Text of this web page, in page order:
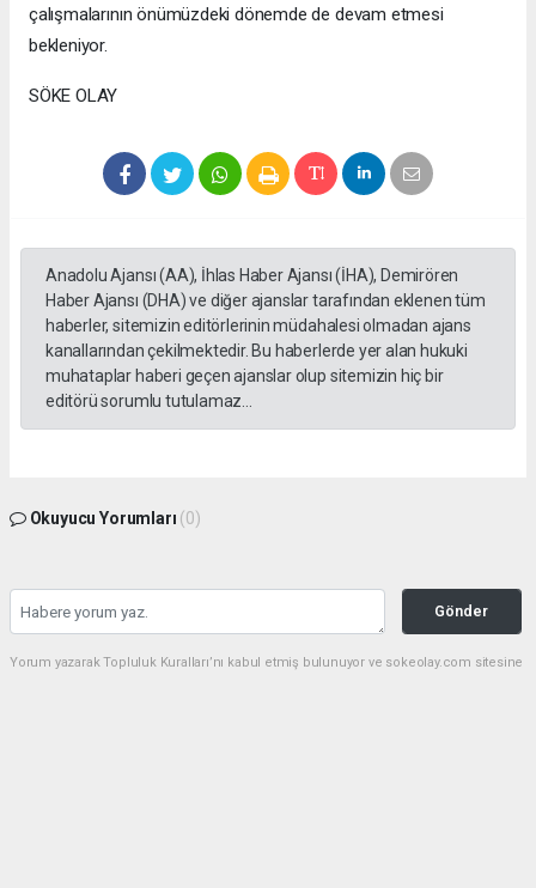
çalışmalarının önümüzdeki dönemde de devam etmesi
bekleniyor.
SÖKE OLAY
Anadolu Ajansı (AA), İhlas Haber Ajansı (İHA), Demirören
Haber Ajansı (DHA) ve diğer ajanslar tarafından eklenen tüm
haberler, sitemizin editörlerinin müdahalesi olmadan ajans
kanallarından çekilmektedir. Bu haberlerde yer alan hukuki
muhataplar haberi geçen ajanslar olup sitemizin hiç bir
editörü sorumlu tutulamaz...
Okuyucu Yorumları (0)
Gönder
Yorum yazarak Topluluk Kuralları’nı kabul etmiş bulunuyor ve sokeolay.com sitesine